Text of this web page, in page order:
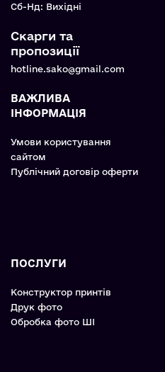
Cб-Нд: Вихідні
Скарги та
пропозиції
hotline.sako@gmail.com
ВАЖЛИВА
ІНФОРМАЦІЯ
Умови користування
сайтом
Публічний договір оферти
ПОСЛУГИ
Конструктор принтів
Друк фото
Обробка фото ШІ